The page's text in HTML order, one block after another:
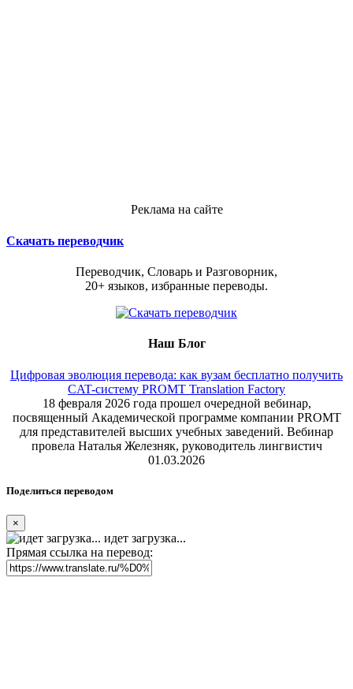
Реклама на сайте
Скачать переводчик
Переводчик, Словарь и Разговорник,
20+ языков, избранные переводы.
Наш Блог
Цифровая эволюция перевода: как вузам бесплатно получить
CAT-систему PROMT Translation Factory
18 февраля 2026 года прошел очередной вебинар,
посвященный Академической программе компании PROMT
для представителей высших учебных заведений. Вебинар
провела Наталья Железняк, руководитель лингвистич
01.03.2026
Поделиться переводом
×
идет загрузка...
Прямая ссылка на перевод: